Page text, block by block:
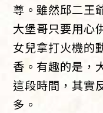
尊。雖然邱二王
大堡哥只要用心
女兒拿打火機的
香。有趣的是，
這段時間，其實
多。